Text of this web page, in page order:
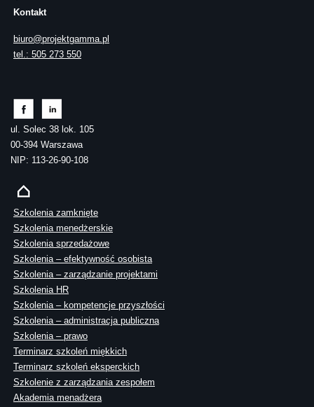
Kontakt
biuro@projektgamma.pl
tel.: 505 273 550
ul. Solec 38 lok. 105
00-394 Warszawa
NIP: 113-26-90-108
Szkolenia zamknięte
Szkolenia menedżerskie
Szkolenia sprzedażowe
Szkolenia – efektywność osobista
Szkolenia – zarządzanie projektami
Szkolenia HR
Szkolenia – kompetencje przyszłości
Szkolenia – administracja publiczna
Szkolenia – prawo
Terminarz szkoleń miękkich
Terminarz szkoleń eksperckich
Szkolenie z zarządzania zespołem
Akademia menadżera